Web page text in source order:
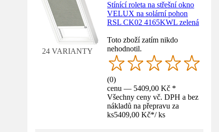
24 VARIANTY
Stínící roleta na střešní okno
VELUX na solární pohon
RSL CK02 4165KWL zelená
Toto zboží zatím nikdo
nehodnotil.
(0)
cenu — 5409,00 Kč *
Všechny ceny vč. DPH a bez
nákladů na přepravu za
ks5409,00 Kč*/ ks